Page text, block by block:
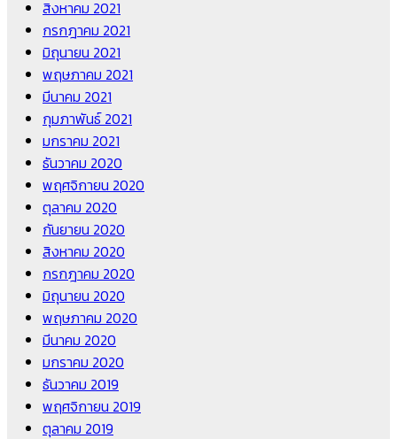
สิงหาคม 2021
กรกฎาคม 2021
มิถุนายน 2021
พฤษภาคม 2021
มีนาคม 2021
กุมภาพันธ์ 2021
มกราคม 2021
ธันวาคม 2020
พฤศจิกายน 2020
ตุลาคม 2020
กันยายน 2020
สิงหาคม 2020
กรกฎาคม 2020
มิถุนายน 2020
พฤษภาคม 2020
มีนาคม 2020
มกราคม 2020
ธันวาคม 2019
พฤศจิกายน 2019
ตุลาคม 2019